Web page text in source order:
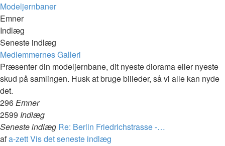
Modeljernbaner
Emner
Indlæg
Seneste indlæg
Medlemmernes Galleri
Præsenter din modeljernbane, dit nyeste diorama eller nyeste
skud på samlingen. Husk at bruge billeder, så vi alle kan nyde
det.
296Emner
2599 Indlæg
Seneste indlæg Re: Berlin Friedrichstrasse -…
afa-zettVis det seneste indlæg